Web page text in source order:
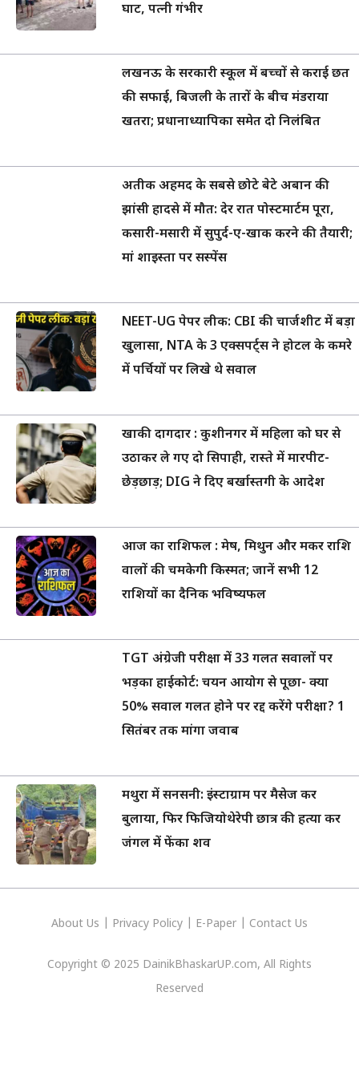
घाट, पत्नी गंभीर
लखनऊ के सरकारी स्कूल में बच्चों से कराई छत
की सफाई, बिजली के तारों के बीच मंडराया
खतरा; प्रधानाध्यापिका समेत दो निलंबित
अतीक अहमद के सबसे छोटे बेटे अबान की
झांसी हादसे में मौत: देर रात पोस्टमार्टम पूरा,
कसारी-मसारी में सुपुर्द-ए-खाक करने की तैयारी;
मां शाइस्ता पर सस्पेंस
NEET-UG पेपर लीक: CBI की चार्जशीट में बड़ा
खुलासा, NTA के 3 एक्सपर्ट्स ने होटल के कमरे
में पर्चियों पर लिखे थे सवाल
खाकी दागदार : कुशीनगर में महिला को घर से
उठाकर ले गए दो सिपाही, रास्ते में मारपीट-
छेड़छाड़; DIG ने दिए बर्खास्तगी के आदेश
आज का राशिफल : मेष, मिथुन और मकर राशि
वालों की चमकेगी किस्मत; जानें सभी 12
राशियों का दैनिक भविष्यफल
TGT अंग्रेजी परीक्षा में 33 गलत सवालों पर
भड़का हाईकोर्ट: चयन आयोग से पूछा- क्या
50% सवाल गलत होने पर रद्द करेंगे परीक्षा? 1
सितंबर तक मांगा जवाब
मथुरा में सनसनी: इंस्टाग्राम पर मैसेज कर
बुलाया, फिर फिजियोथेरेपी छात्र की हत्या कर
जंगल में फेंका शव
About Us Privacy Policy E-Paper Contact Us
Copyright © 2025 DainikBhaskarUP.com, All Rights
Reserved